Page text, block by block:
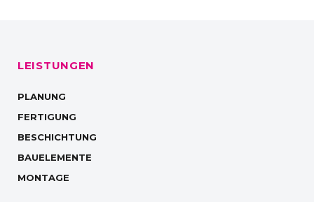
LEISTUNGEN
PLANUNG
FERTIGUNG
BESCHICHTUNG
BAUELEMENTE
MONTAGE